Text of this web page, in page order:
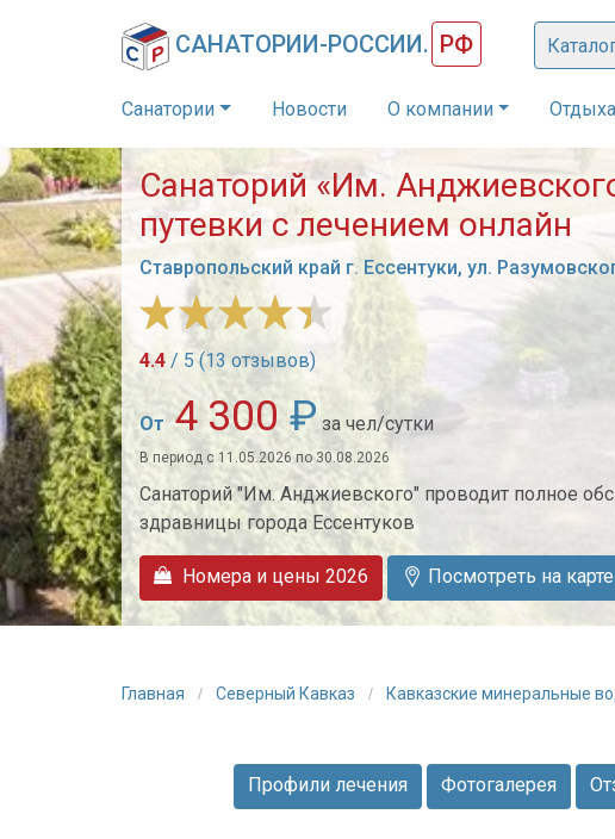
САНАТОРИИ-РОССИИ. РФ
Санатории Новости О компании
Санаторий «Им.
путевки с лечением онлайн
Ставропольский край г. Ессентуки, ул.
4.4 / 5 (13 отзывов)
От 4 300₽ за чел/сутки
В период с 11.05.2026 по 30.08.2026
Санаторий "Им. Анджиевского" проводит полное
здравницы города Ессентуков
Номера и цены 2026 Посмотреть на карте
Главная Северный Кавказ Кавказские минеральные
Профили лечения Фотогалерея